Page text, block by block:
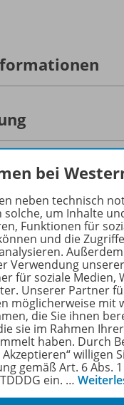
Produkte
der
bei
neben technisch
solche, um Inhalte
Funktionen für
und die
Verwendung
für soziale Medien,
Unserer Partner
möglicherweise mit
die Sie ihnen
sie im Rahmen
haben. Durch
willigen
gemäß Art. 6 Abs. 1
ein. …